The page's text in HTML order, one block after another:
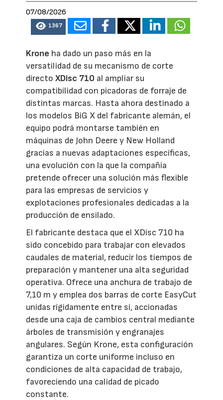
07/08/2026
1367
Krone ha dado un paso más en la
versatilidad de su mecanismo de corte
directoXDisc 710 al ampliar su
compatibilidad con picadoras de forraje de
distintas marcas. Hasta ahora destinado a
los modelos BiG X del fabricante alemán, el
equipo podrá montarse también en
máquinas de John Deere y New Holland
gracias a nuevas adaptaciones específicas,
una evolución con la que la compañía
pretende ofrecer una solución más flexible
para las empresas de servicios y
explotaciones profesionales dedicadas a la
producción de ensilado.
El fabricante destaca que el XDisc 710 ha
sido concebido para trabajar con elevados
caudales de material, reducir los tiempos de
preparación y mantener una alta seguridad
operativa. Ofrece una anchura de trabajo de
7,10 m y emplea dos barras de corte EasyCut
unidas rígidamente entre sí, accionadas
desde una caja de cambios central mediante
árboles de transmisión y engranajes
angulares. Según Krone, esta configuración
garantiza un corte uniforme incluso en
condiciones de alta capacidad de trabajo,
favoreciendo una calidad de picado
constante.